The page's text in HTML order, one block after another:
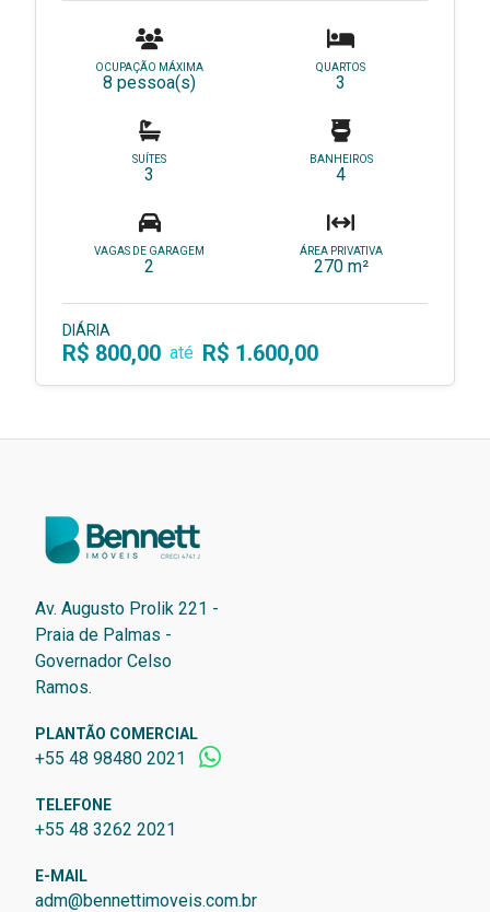
OCUPAÇÃO MÁXIMA
8 pessoa(s)
QUARTOS
3
SUÍTES
3
BANHEIROS
4
VAGAS DE GARAGEM
2
ÁREA PRIVATIVA
270 m²
DIÁRIA
R$ 800,00 até R$ 1.600,00
Av. Augusto Prolik 221 -
Praia de Palmas -
Governador Celso
Ramos.
PLANTÃO COMERCIAL
+55 48 98480 2021
TELEFONE
+55 48 3262 2021
E-MAIL
adm@bennettimoveis.com.br